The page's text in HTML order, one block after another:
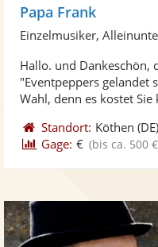
Papa Frank
Einzelmusiker,
Hallo. und Dankeschön,
"Eventpeppers gelandet
Wahl, denn es kostet Sie
Standort: Köthen (DE)
Gage: € (bis ca. 500